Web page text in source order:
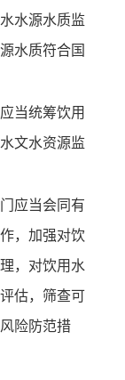
水源水质监
水质符合国
当统筹饮用
文水资源监
应当会同有
，加强对饮
，对饮用水
估，筛查可
险防范措